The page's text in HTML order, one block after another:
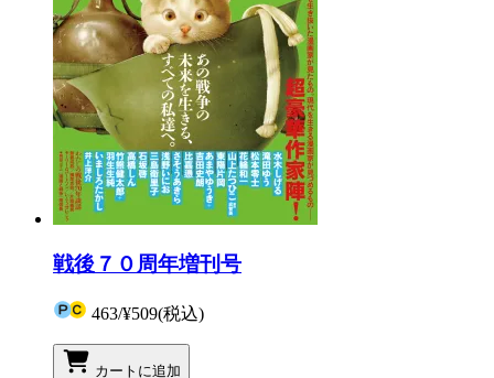
戦後７０周年増刊号
463/¥509(税込)
カートに追加